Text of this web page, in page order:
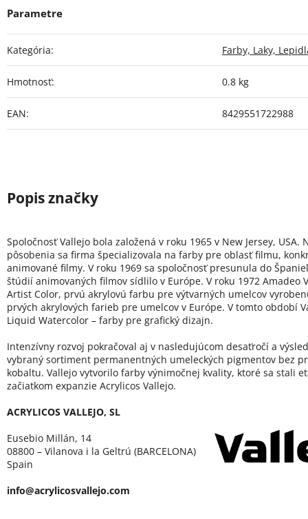
Kategória: Farby, Laky,
Hmotnosť: 0.8 kg
EAN: 8429551722988
Spoločnosť Vallejo bola založená v roku 1965 v New Jersey, USA.
pôsobenia sa firma špecializovala na farby pre oblasť filmu,
animované filmy. V roku 1969 sa spoločnosť presunula do
štúdií animovaných filmov sídlilo v Európe. V roku 1972 Amadeo
Artist Color, prvú akrylovú farbu pre výtvarných umelcov
prvých akrylových farieb pre umelcov v Európe. V tomto období
Liquid Watercolor – farby pre grafický dizajn.
Intenzívny rozvoj pokračoval aj v nasledujúcom desaťročí a
vybraný sortiment permanentných umeleckých pigmentov bez
kobaltu. Vallejo vytvorilo farby výnimočnej kvality, ktoré sa stali
začiatkom expanzie Acrylicos Vallejo.
ACRYLICOS VALLEJO, SL
Eusebio Millán, 14
08800 – Vilanova i la Geltrú (BARCELONA)
Spain
info@acrylicosvallejo.com